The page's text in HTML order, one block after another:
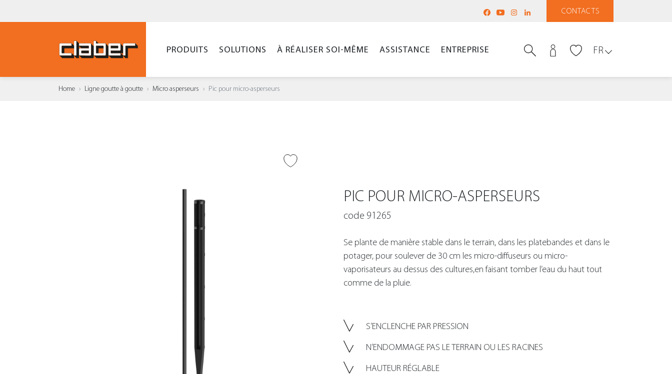
CONTACTS
PRODUITS SOLUTIONS À RÉALISER SOI-MÊME ASSISTANCE ENTREPRISE FR
Home Ligne goutte à goutte Micro asperseurs Pic pour micro-asperseurs
PIC POUR MICRO-ASPERSEURS
code 91265
Se plante de manière stable dans le terrain, dans les platebandes et dans le
potager, pour soulever de 30 cm les micro-diffuseurs ou micro-
vaporisateurs au dessus des cultures,en faisant tomber l’eau du haut tout
comme de la pluie.
S’ENCLENCHE PAR PRESSION
N’ENDOMMAGE PAS LE TERRAIN OU LES RACINES
HAUTEUR RÉGLABLE